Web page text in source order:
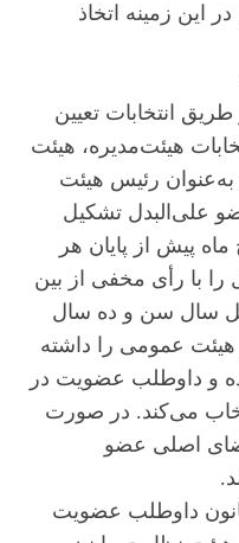
این زمینه اتخاذ
طریق انتخابات تعیین
هیئت‌مدیره، هیئت
رئیس هیئت
عضو علی‌البدل تشکیل
پیش از پایان هر
با رأی مخفی از بین
سال سن و ده سال
عمومی را داشته
و داوطلب عضویت در
می‌کند. در صورت
اصلی عضو
کانون داوطلب عضویت